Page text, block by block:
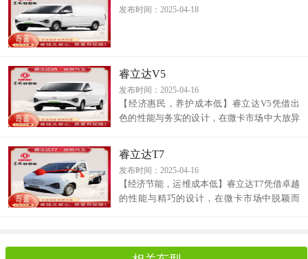
发布时间：2025-04-18
睿立达V5
发布时间：2025-04-16
【经济惠民，养护成本低】睿立达V5凭借出
色的性能与务实的设计，在微卡市场中大放异
的用户能够轻松负担。而且，该车的发动机和
睿立达T7
发布时间：2025-04-16
【经济节能，运维成本低】睿立达T7凭借卓越
的性能与精巧的设计，在微卡市场中脱颖而